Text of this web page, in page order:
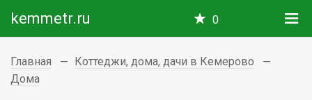
kemmetr.ru 0
Главная
Коттеджи, дома, дачи в Кемерово
Дома